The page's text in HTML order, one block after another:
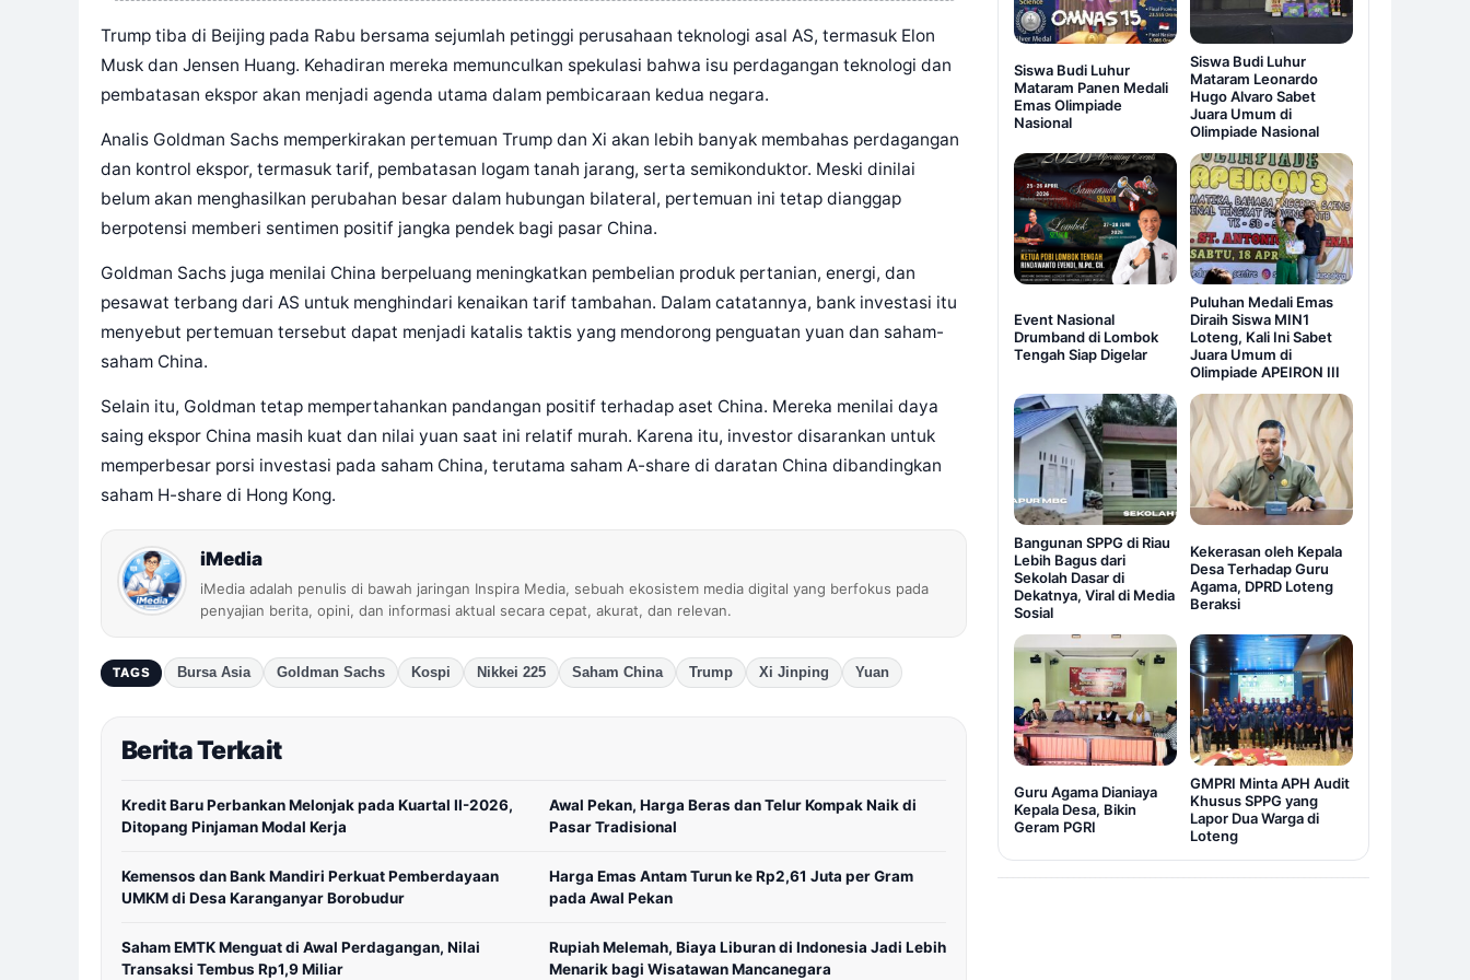
Trump tiba di Beijing pada Rabu bersama sejumlah petinggi perusahaan teknologi asal AS, termasuk Elon
Musk dan Jensen Huang. Kehadiran mereka memunculkan spekulasi bahwa isu perdagangan teknologi dan
pembatasan ekspor akan menjadi agenda utama dalam pembicaraan kedua negara.
Analis Goldman Sachs memperkirakan pertemuan Trump dan Xi akan lebih banyak membahas perdagangan
dan kontrol ekspor, termasuk tarif, pembatasan logam tanah jarang, serta semikonduktor. Meski dinilai
belum akan menghasilkan perubahan besar dalam hubungan bilateral, pertemuan ini tetap dianggap
berpotensi memberi sentimen positif jangka pendek bagi pasar China.
Goldman Sachs juga menilai China berpeluang meningkatkan pembelian produk pertanian, energi, dan
pesawat terbang dari AS untuk menghindari kenaikan tarif tambahan. Dalam catatannya, bank investasi itu
menyebut pertemuan tersebut dapat menjadi katalis taktis yang mendorong penguatan yuan dan saham-
saham China.
Selain itu, Goldman tetap mempertahankan pandangan positif terhadap aset China. Mereka menilai daya
saing ekspor China masih kuat dan nilai yuan saat ini relatif murah. Karena itu, investor disarankan untuk
memperbesar porsi investasi pada saham China, terutama saham A-share di daratan China dibandingkan
saham H-share di Hong Kong.
iMedia
iMedia adalah penulis di bawah jaringan Inspira Media, sebuah ekosistem media digital yang berfokus pada
penyajian berita, opini, dan informasi aktual secara cepat, akurat, dan relevan.
TAGS Bursa Asia Goldman Sachs Kospi Nikkei 225 Saham China Trump Xi Jinping Yuan
Berita Terkait
Kredit Baru Perbankan Melonjak pada Kuartal II-2026,
Ditopang Pinjaman Modal Kerja
Awal Pekan, Harga Beras dan Telur Kompak Naik di
Pasar Tradisional
Kemensos dan Bank Mandiri Perkuat Pemberdayaan
UMKM di Desa Karanganyar Borobudur
Harga Emas Antam Turun ke Rp2,61 Juta per Gram
pada Awal Pekan
Saham EMTK Menguat di Awal Perdagangan, Nilai
Transaksi Tembus Rp1,9 Miliar
Rupiah Melemah, Biaya Liburan di Indonesia Jadi Lebih
Menarik bagi Wisatawan Mancanegara
Siswa Budi Luhur
Mataram Panen Medali
Emas Olimpiade
Nasional
Siswa Budi Luhur
Mataram Leonardo
Hugo Alvaro Sabet
Juara Umum di
Olimpiade Nasional
Event Nasional
Drumband di Lombok
Tengah Siap Digelar
Puluhan Medali Emas
Diraih Siswa MIN1
Loteng, Kali Ini Sabet
Juara Umum di
Olimpiade APEIRON III
Bangunan SPPG di Riau
Lebih Bagus dari
Sekolah Dasar di
Dekatnya, Viral di Media
Sosial
Kekerasan oleh Kepala
Desa Terhadap Guru
Agama, DPRD Loteng
Beraksi
Guru Agama Dianiaya
Kepala Desa, Bikin
Geram PGRI
GMPRI Minta APH Audit
Khusus SPPG yang
Lapor Dua Warga di
Loteng